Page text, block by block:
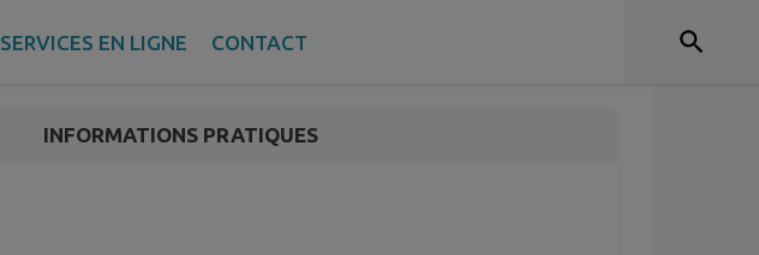
SERVICES EN LIGNE CONTACT
INFORMATIONS PRATIQUES